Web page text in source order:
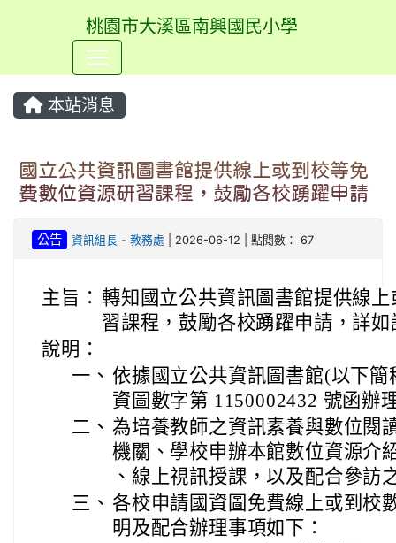
桃園市大溪區南興國民小學
本站消息
國立公共資訊圖書館提供線上或到校等免
費數位資源研習課程，鼓勵各校踴躍申請
公告 資訊組長- 教務處 | 2026-06-12 | 點閱數： 67
主旨： 轉知國立公共資訊圖書館提供線
習課程，鼓勵各校踴躍申請，詳
說明：
一、 依據國立公共資訊圖書館(以下
資圖數字第 1150002432 號函辦
二、 為培養教師之資訊素養與數位閱
機關、學校申辦本館數位資源介
、線上視訊授課，以及配合參訪
三、 各校申請國資圖免費線上或到校
明及配合辦理事項如下：